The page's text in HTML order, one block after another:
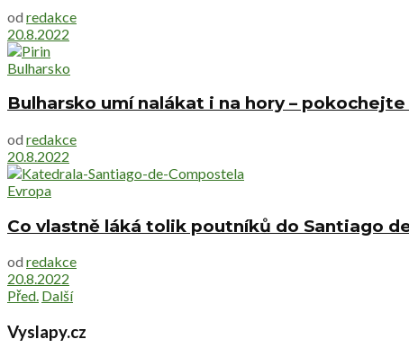
od redakce
20.8.2022
Bulharsko
Bulharsko umí nalákat i na hory –
od redakce
20.8.2022
Evropa
Co vlastně láká tolik poutníků do Santiago
od redakce
20.8.2022
Před. Další
Vyslapy.cz